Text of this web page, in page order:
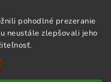
pohodlné prezeranie
neustále zlepšovali jeho